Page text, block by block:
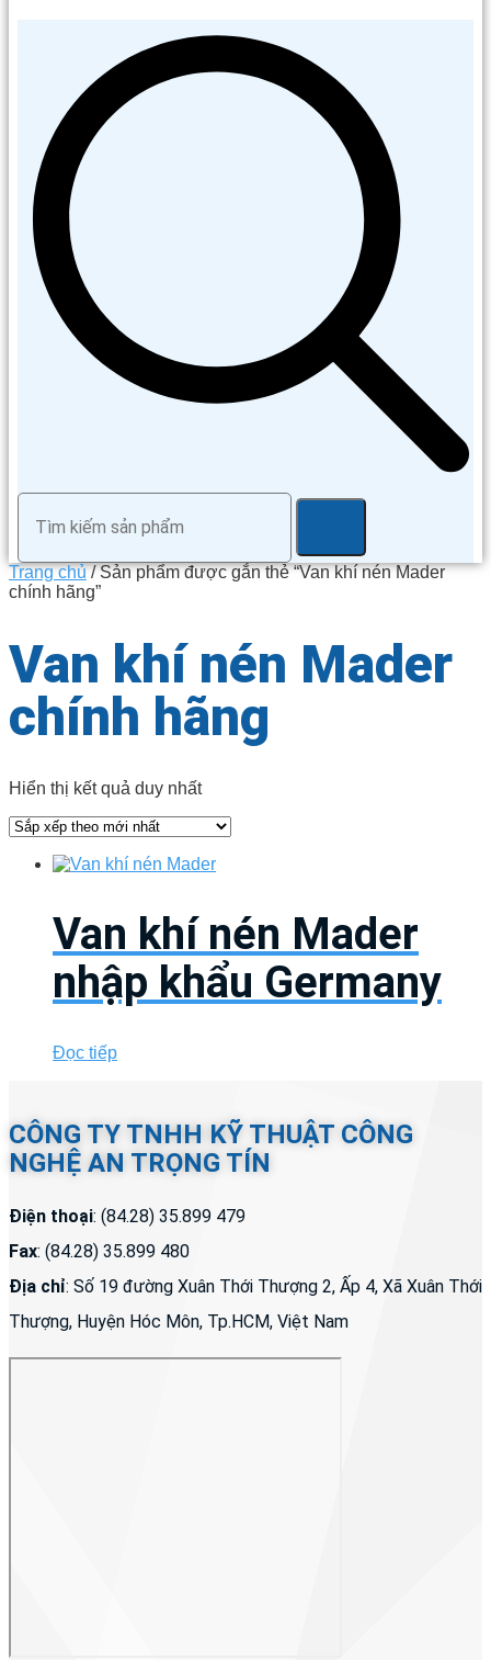
Trang chủ/ Sản phẩm được gắn thẻ “Van khí nén Mader
chính hãng”
Van khí nén Mader
chính hãng
Hiển thị kết quả duy nhất
Van khí nén Mader
nhập khẩu Germany
Đọc tiếp
CÔNG TY TNHH KỸ THUẬT CÔNG
NGHỆ AN TRỌNG TÍN
Điện thoại: (84.28) 35.899 479
Fax: (84.28) 35.899 480
Địa chỉ: Số 19 đường Xuân Thới Thượng 2, Ấp 4, Xã Xuân Thới
Thượng, Huyện Hóc Môn, Tp.HCM, Việt Nam